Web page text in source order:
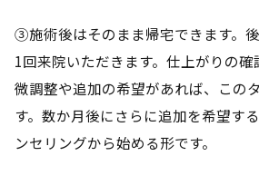
③施術後はそのまま帰宅できます。
1回来院いただきます。仕上がりの
微調整や追加の希望があれば、この
す。数か月後にさらに追加を希望す
ンセリングから始める形です。